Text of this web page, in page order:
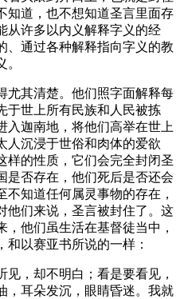
知道，也不想知道圣言里面存
从许多以内义解释字义的经
、通过各种解释指向字义的教
尤其清楚。他们照字面解释每
于世上所有民族和人民被拣
入迦南地，将他们高举在世上
人沉浸于世俗和肉体的爱欲
样的性质，它们会完全封闭圣
是否存在，他们死后是否还会
知道任何属灵事物的存在，
他们来说，圣言被封住了。这
他们虽生活在基督徒当中，
以赛亚书所说的一样：
，却不明白；看是要看见，
，耳朵发沉，眼睛昏迷。我就